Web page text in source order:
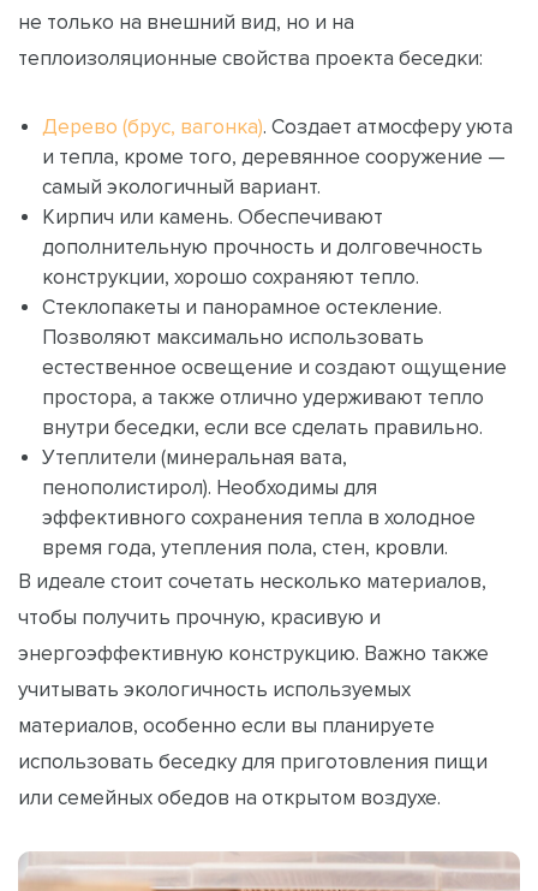
не только на внешний вид, но и на
теплоизоляционные свойства проекта беседки:
Дерево (брус, вагонка). Создает атмосферу уюта
и тепла, кроме того, деревянное сооружение —
самый экологичный вариант.
Кирпич или камень. Обеспечивают
дополнительную прочность и долговечность
конструкции, хорошо сохраняют тепло.
Стеклопакеты и панорамное остекление.
Позволяют максимально использовать
естественное освещение и создают ощущение
простора, а также отлично удерживают тепло
внутри беседки, если все сделать правильно.
Утеплители (минеральная вата,
пенополистирол). Необходимы для
эффективного сохранения тепла в холодное
время года, утепления пола, стен, кровли.
В идеале стоит сочетать несколько материалов,
чтобы получить прочную, красивую и
энергоэффективную конструкцию. Важно также
учитывать экологичность используемых
материалов, особенно если вы планируете
использовать беседку для приготовления пищи
или семейных обедов на открытом воздухе.